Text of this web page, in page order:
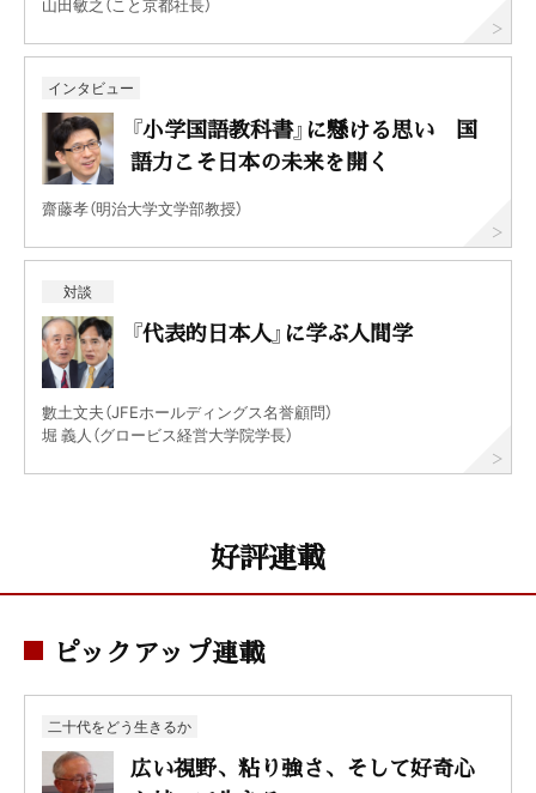
インタビュー
『小学国語教科書』に懸ける思い 国
語力こそ日本の未来を開く
齋藤孝（明治大学文学部教授）
対談
『代表的日本人』に学ぶ人間学
數土文夫（JFEホールディングス名誉顧問）
堀 義人（グロービス経営大学院学長）
好評連載
ピックアップ連載
二十代をどう生きるか
広い視野、粘り強さ、そして好奇心